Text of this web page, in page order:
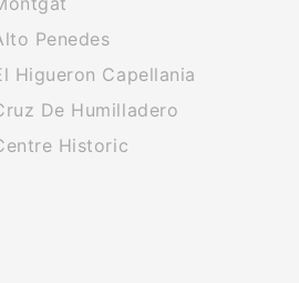
Penedes
Higueron Capellania
De Humilladero
Historic